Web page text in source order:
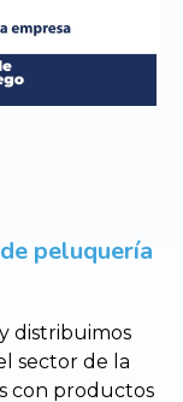
peluquería
distribuimos
sector de la
con productos